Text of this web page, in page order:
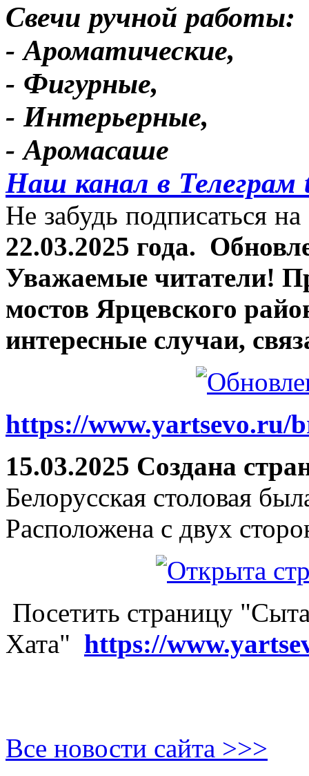
Свечи ручной работы:
- Ароматические,
- Фигурные,
- Интерьерные,
- Аромасаше
Наш канал в Телеграм
Не забудь подписаться
22.03.2025 года.
Уважаемые читатели!
мостов Ярцевского
интересные случаи,
https://www.yartsevo.ru/
15.03.2025 Создана
Белорусская столовая
Расположена с двух
Посетить страницу
Хата" https://
Все новости сайта >>>